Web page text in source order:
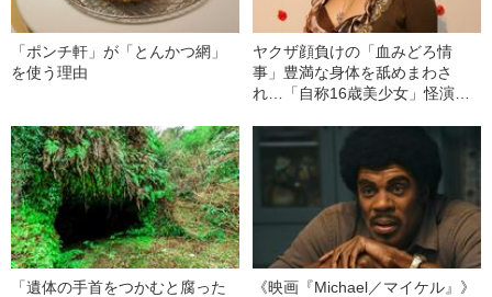
「ポンチ軒」が「とんかつ網」
を使う理由
ヤクザ顔負けの「血みどろ情
事」豊満な身体を舐めまわさ
れ…「自称16歳美少女」怪演
ぎる“熟れ方”
「遺体の手首をつかむと腐った
《映画『Michael／マイケル』》